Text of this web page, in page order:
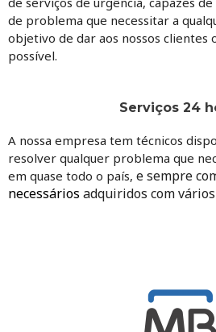
de problema que necessitar a
objetivo de dar aos nossos clientes
possível.
Serviços 24
A nossa empresa tem técnicos
resolver qualquer problema que
em quase todo o país, e sempre
necessários adquiridos com